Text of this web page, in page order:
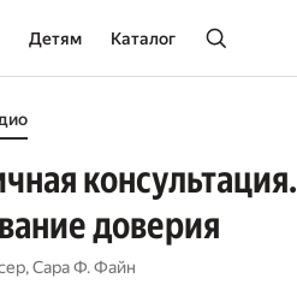
Детям Каталог
доверия
,Сара Ф. Файн